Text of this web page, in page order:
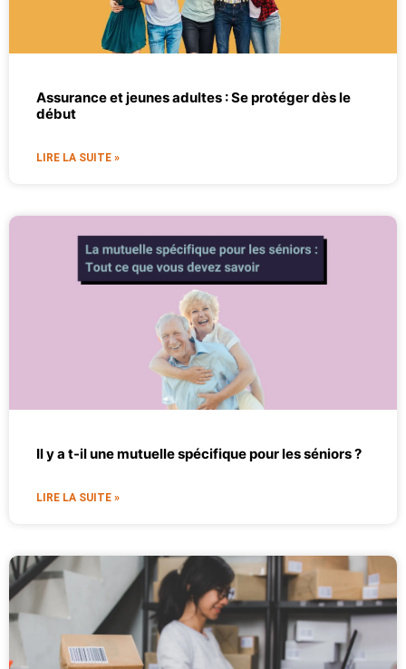
Assurance et jeunes adultes : Se protéger dès le
début
LIRE LA SUITE »
Il y a t-il une mutuelle spécifique pour les séniors ?
LIRE LA SUITE »